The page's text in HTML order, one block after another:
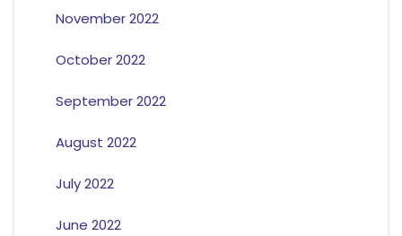
November 2022
October 2022
September 2022
August 2022
July 2022
June 2022